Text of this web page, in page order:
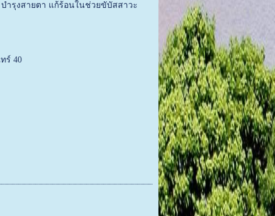
ำรุงสายตา แก้ร้อนในช่วยขับัสสาวะ
ร์ 40